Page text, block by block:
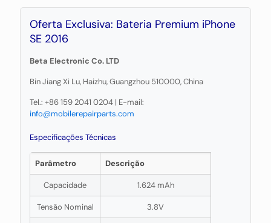
Oferta Exclusiva: Bateria Premium iPhone
SE 2016
Beta Electronic Co. LTD
Bin Jiang Xi Lu, Haizhu, Guangzhou 510000, China
Tel.: +86 159 2041 0204 | E-mail:
info@mobilerepairparts.com
Especificações Técnicas
Parâmetro Descrição
Capacidade 1.624 mAh
Tensão Nominal 3.8V